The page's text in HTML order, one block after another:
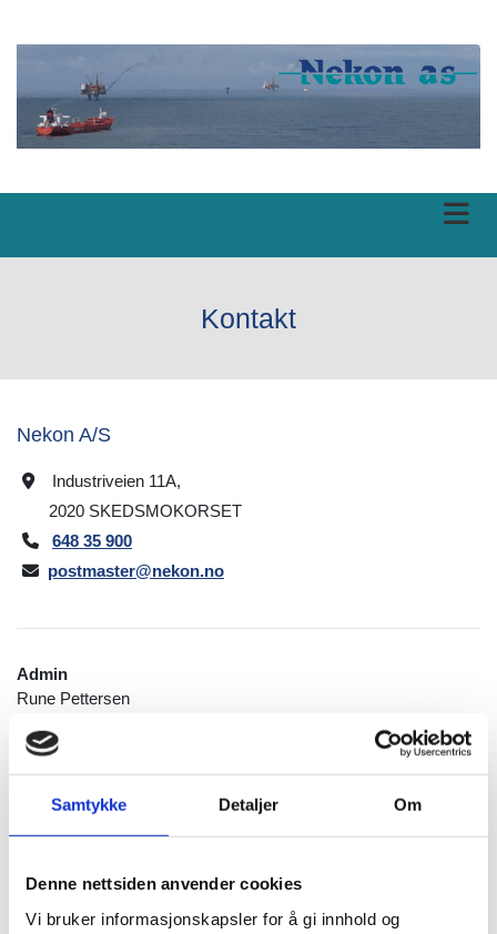
Samtykke Detaljer Om
Denne nettsiden anvender cookies
Vi bruker informasjonskapsler for å gi innhold og
Kontakt
Nekon A/S
Industriveien 11A,
2020 SKEDSMOKORSET
 648 35 900
 postmaster@nekon.no
Admin
Rune Pettersen
Ivar Pettersen
ivar.pettersen@nekon.no
Helena Sigwardsson
postmaster@nekon.no